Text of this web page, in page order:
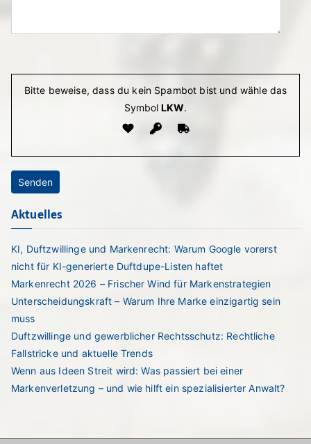
Bitte beweise, dass du kein Spambot bist und wähle das
Symbol LKW.
Aktuelles
KI, Duftzwillinge und Markenrecht: Warum Google vorerst
nicht für KI-generierte Duftdupe-Listen haftet
Markenrecht 2026 – Frischer Wind für Markenstrategien
Unterscheidungskraft – Warum Ihre Marke einzigartig sein
muss
Duftzwillinge und gewerblicher Rechtsschutz: Rechtliche
Fallstricke und aktuelle Trends
Wenn aus Ideen Streit wird: Was passiert bei einer
Markenverletzung – und wie hilft ein spezialisierter Anwalt?